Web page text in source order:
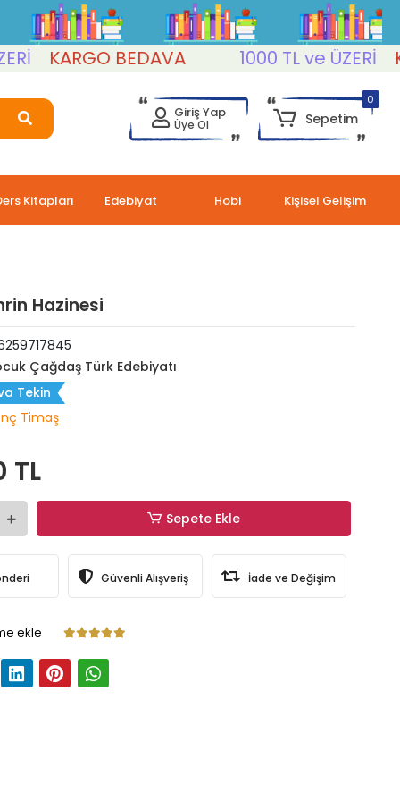
KARGO BEDAVA 1000 TL ve ÜZERİ
Giriş Yap
Üye Ol
0
Sepetim
Kitapları Edebiyat Hobi Kişisel Gelişim
Hazinesi
Çağdaş Türk Edebiyatı
Tekin
Timaş
TL
Sepete Ekle
Güvenli Alışveriş İade ve Değişim
ekle